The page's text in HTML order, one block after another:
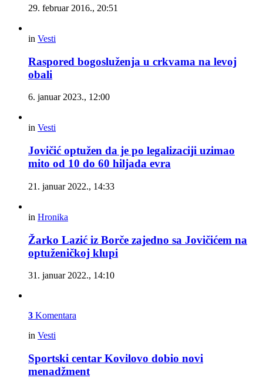
29. februar 2016., 20:51
in Vesti
Raspored bogosluženja u crkvama na levoj
obali
6. januar 2023., 12:00
in Vesti
Jovičić optužen da je po legalizaciji uzimao
mito od 10 do 60 hiljada evra
21. januar 2022., 14:33
in Hronika
Žarko Lazić iz Borče zajedno sa Jovičićem na
optuženičkoj klupi
31. januar 2022., 14:10
3 Komentara
in Vesti
Sportski centar Kovilovo dobio novi
menadžment